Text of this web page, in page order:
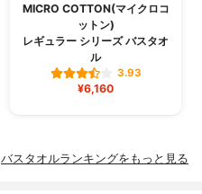
MICRO COTTON(マイクロコ
ットン)
レギュラー シリーズ バスタオ
ル
3.93
¥6,160
バスタオルランキングをもっと見る